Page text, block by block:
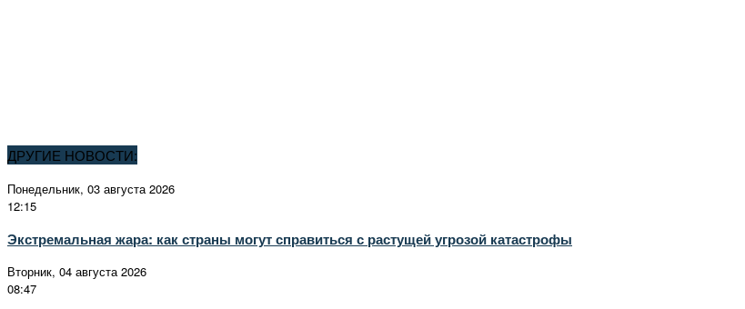
ДРУГИЕ НОВОСТИ:
Понедельник, 03 августа 2026
12:15
Экстремальная жара: как страны могут справиться с растущей угрозой катастрофы
Вторник, 04 августа 2026
08:47